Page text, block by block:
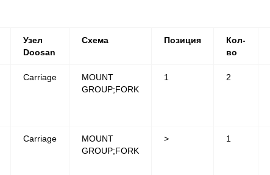
Узел
Doosan
Схема Позиция
Кол-
во
Carriage
MOUNT
GROUP;FORK
1 2
Carriage
MOUNT
GROUP;FORK
> 1